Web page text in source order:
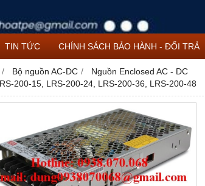
TIN TỨC CHÍNH SÁCH BẢO HÀNH - ĐỔI TRẢ
Bộ nguồn AC-DC
Nguồn Enclosed AC - DC
200-15, LRS-200-24, LRS-200-36, LRS-200-48